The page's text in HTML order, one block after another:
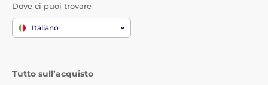
Dove ci puoi trovare
Italiano
Tutto sull’acquisto